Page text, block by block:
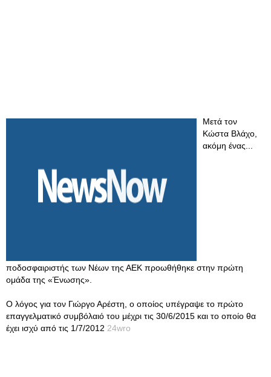
Μετά τον
Κώστα Βλάχο,
ακόμη ένας...
ποδοσφαιριστής των Νέων της ΑΕΚ προωθήθηκε στην πρώτη
ομάδα της «Ένωσης».
Ο λόγος για τον Γιώργο Αρέστη, ο οποίος υπέγραψε το πρώτο
επαγγελματικό συμβόλαιό του μέχρι τις 30/6/2015 και το οποίο θα
έχει ισχύ από τις 1/7/2012 24wro